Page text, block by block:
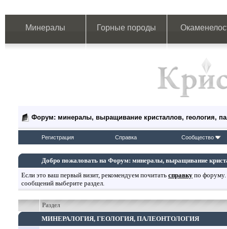
Минералы Горные породы
Форум: минералы, выращивание кристаллов, геология,
Регистрация Справка Сообщество
Добро пожаловать на Форум: минералы, выращивание
Если это ваш первый визит, рекомендуем почитать справку по
сообщений выберите раздел.
МИНЕРАЛОГИЯ, ГЕОЛОГИЯ, ПАЛЕОНТОЛОГИЯ
Раздел